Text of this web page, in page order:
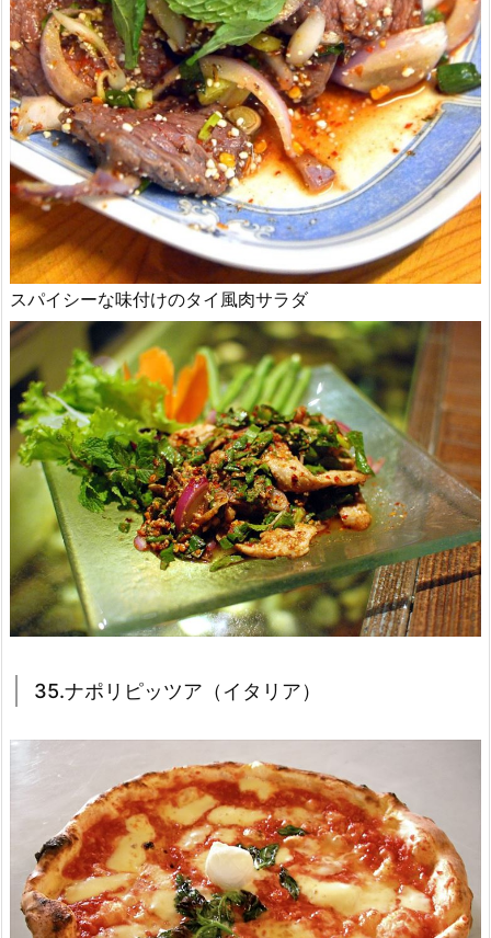
スパイシーな味付けのタイ風肉サラダ
35.ナポリピッツア（イタリア）